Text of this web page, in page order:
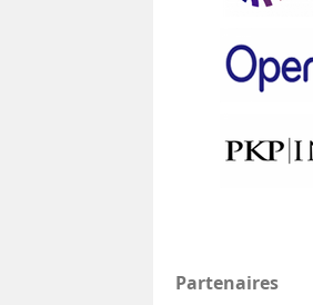
Partenaires